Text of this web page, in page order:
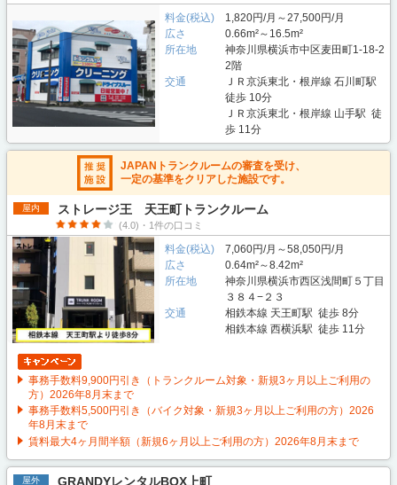
料金(税込)
1,820円/月～27,500円/月
広さ
0.66m²～16.5m²
所在地
神奈川県横浜市中区麦田町1-18-2
2階
交通
ＪＲ京浜東北・根岸線 石川町駅
徒歩 10分
ＪＲ京浜東北・根岸線 山手駅 徒
歩 11分
JAPANトランクルームの審査を受け、
一定の基準をクリアした施設です。
屋内 ストレージ王 天王町トランクルーム
(4.0)・1件の口コミ
料金(税込)
7,060円/月～58,050円/月
広さ
0.64m²～8.42m²
所在地
神奈川県横浜市西区浅間町５丁目
３８４−２３
交通
相鉄本線 天王町駅 徒歩 8分
相鉄本線 西横浜駅 徒歩 11分
事務手数料9,900円引き（トランクルーム対象・新規3ヶ月以上ご利用の
方）2026年8月末まで
事務手数料5,500円引き（バイク対象・新規3ヶ月以上ご利用の方）2026
年8月末まで
賃料最大4ヶ月間半額（新規6ヶ月以上ご利用の方）2026年8月末まで
屋外 GRANDYレンタルBOX上町